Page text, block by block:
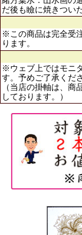
だ後も瞼に焼きつい
※この商品は完全受
ります。
※ウェブ上ではモニ
す。予めご了承くだ
（当店の掛軸は、
しております。）